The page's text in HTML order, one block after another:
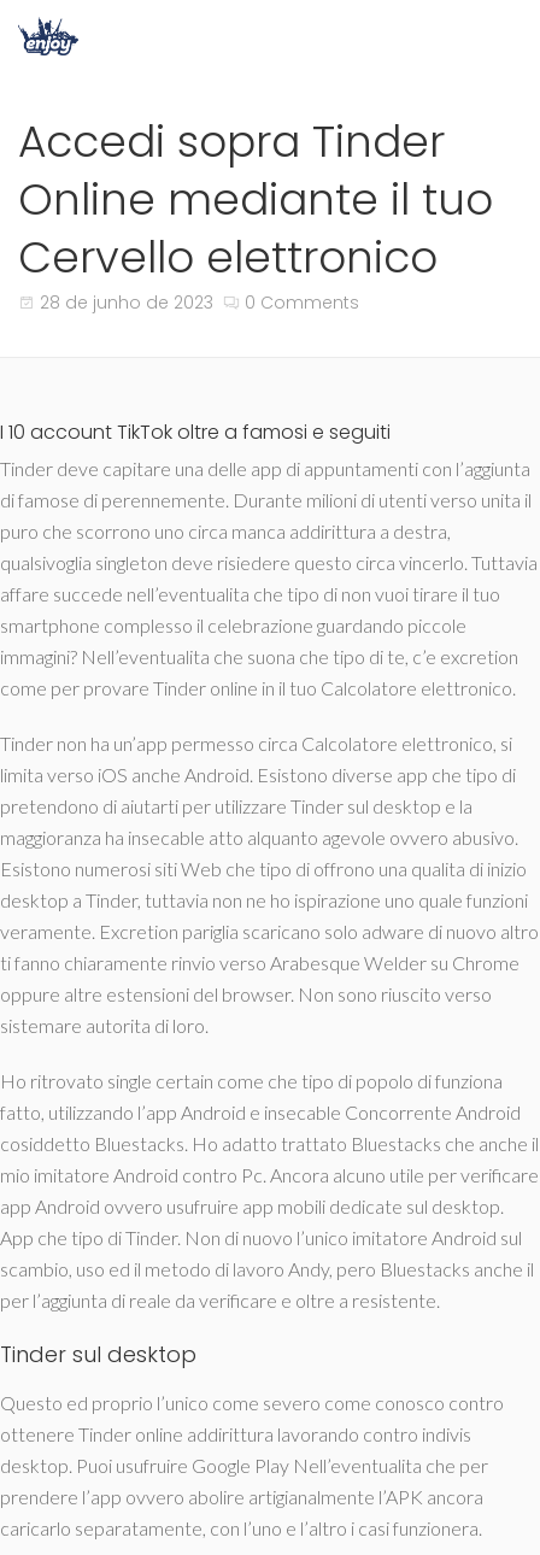
Accedi sopra Tinder
Online mediante il tuo
Cervello elettronico
28 de junho de 2023 0 Comments
I 10 account TikTok oltre a famosi e seguiti
Tinder deve capitare una delle app di appuntamenti con l’aggiunta
di famose di perennemente. Durante milioni di utenti verso unita il
puro che scorrono uno circa manca addirittura a destra,
qualsivoglia singleton deve risiedere questo circa vincerlo. Tuttavia
affare succede nell’eventualita che tipo di non vuoi tirare il tuo
smartphone complesso il celebrazione guardando piccole
immagini? Nell’eventualita che suona che tipo di te, c’e excretion
come per provare Tinder online in il tuo Calcolatore elettronico.
Tinder non ha un’app permesso circa Calcolatore elettronico, si
limita verso iOS anche Android. Esistono diverse app che tipo di
pretendono di aiutarti per utilizzare Tinder sul desktop e la
maggioranza ha insecable atto alquanto agevole ovvero abusivo.
Esistono numerosi siti Web che tipo di offrono una qualita di inizio
desktop a Tinder, tuttavia non ne ho ispirazione uno quale funzioni
veramente. Excretion pariglia scaricano solo adware di nuovo altro
ti fanno chiaramente rinvio verso Arabesque Welder su Chrome
oppure altre estensioni del browser. Non sono riuscito verso
sistemare autorita di loro.
Ho ritrovato single certain come che tipo di popolo di funziona
fatto, utilizzando l’app Android e insecable Concorrente Android
cosiddetto Bluestacks. Ho adatto trattato Bluestacks che anche il
mio imitatore Android contro Pc. Ancora alcuno utile per verificare
app Android ovvero usufruire app mobili dedicate sul desktop.
App che tipo di Tinder. Non di nuovo l’unico imitatore Android sul
scambio, uso ed il metodo di lavoro Andy, pero Bluestacks anche il
per l’aggiunta di reale da verificare e oltre a resistente.
Tinder sul desktop
Questo ed proprio l’unico come severo come conosco contro
ottenere Tinder online addirittura lavorando contro indivis
desktop. Puoi usufruire Google Play Nell’eventualita che per
prendere l’app ovvero abolire artigianalmente l’APK ancora
caricarlo separatamente, con l’uno e l’altro i casi funzionera.